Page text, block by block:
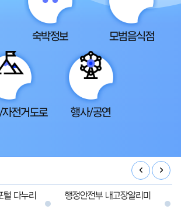
숙박정보 모범음식점
전거도로 행사/공연
털 다누리 행정안전부 내고장알리미